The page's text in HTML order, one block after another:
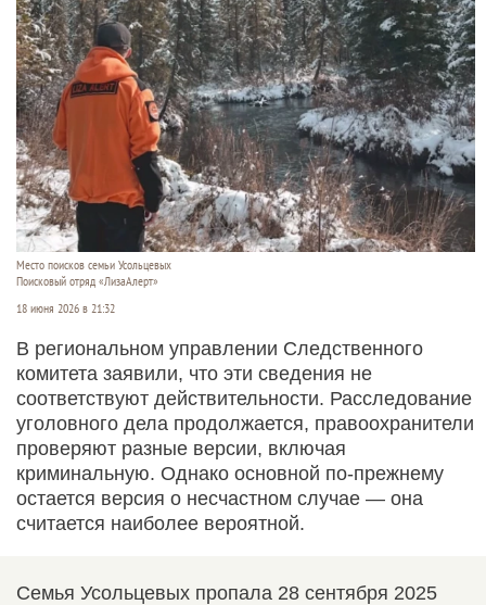
Место поисков семьи Усольцевых
Поисковый отряд «ЛизаАлерт»
18 июня 2026 в 21:32
В региональном управлении Следственного
комитета заявили, что эти сведения не
соответствуют действительности. Расследование
уголовного дела продолжается, правоохранители
проверяют разные версии, включая
криминальную. Однако основной по-прежнему
остается версия о несчастном случае — она
считается наиболее вероятной.
Семья Усольцевых пропала 28 сентября 2025